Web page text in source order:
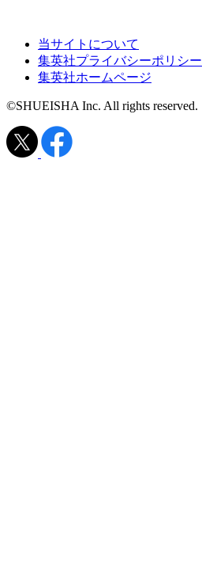
当サイトについて
集英社プライバシーポリシー
集英社ホームページ
©SHUEISHA Inc. All rights reserved.